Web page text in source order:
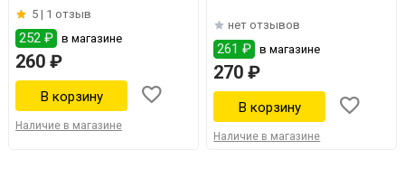
5 | 1 отзыв
252 ₽ в магазине
260 ₽
Наличие в магазине
нет отзывов
261 ₽ в магазине
270 ₽
Наличие в магазине